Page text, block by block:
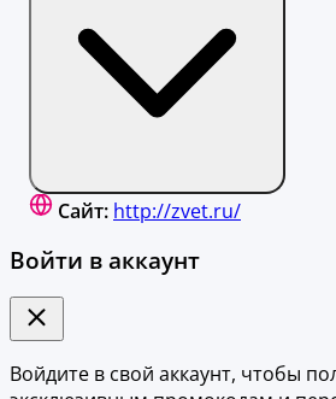
Сайт: http://zvet.ru/
Войти в аккаунт
Войдите в свой аккаунт, чтобы